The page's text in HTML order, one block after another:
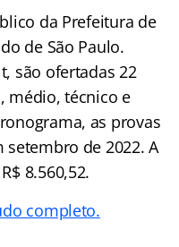
da Prefeitura de
de São Paulo.
são ofertadas 22
médio, técnico e
as provas
de 2022. A
8.560,52.
completo.